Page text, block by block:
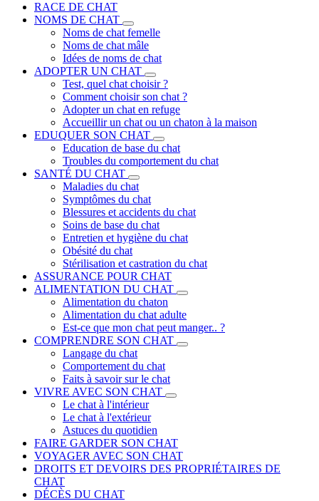
RACE DE CHAT
NOMS DE CHAT
Noms de chat femelle
Noms de chat mâle
Idées de noms de chat
ADOPTER UN CHAT
Test, quel chat choisir ?
Comment choisir son chat ?
Adopter un chat en refuge
Accueillir un chat ou un chaton à la maison
EDUQUER SON CHAT
Education de base du chat
Troubles du comportement du chat
SANTÉ DU CHAT
Maladies du chat
Symptômes du chat
Blessures et accidents du chat
Soins de base du chat
Entretien et hygiène du chat
Obésité du chat
Stérilisation et castration du chat
ASSURANCE POUR CHAT
ALIMENTATION DU CHAT
Alimentation du chaton
Alimentation du chat adulte
Est-ce que mon chat peut manger.. ?
COMPRENDRE SON CHAT
Langage du chat
Comportement du chat
Faits à savoir sur le chat
VIVRE AVEC SON CHAT
Le chat à l'intérieur
Le chat à l'extérieur
Astuces du quotidien
FAIRE GARDER SON CHAT
VOYAGER AVEC SON CHAT
DROITS ET DEVOIRS DES PROPRIÉTAIRES DE
CHAT
DÉCÈS DU CHAT